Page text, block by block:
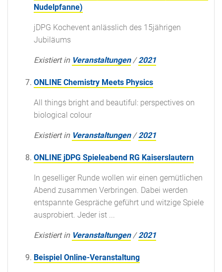
Nudelpfanne)
jDPG Kochevent anlässlich des 15jährigen
Jubiläums
Existiert in Veranstaltungen /2021
ONLINE Chemistry Meets Physics
All things bright and beautiful: perspectives on
biological colour
Existiert in Veranstaltungen /2021
ONLINE jDPG Spieleabend RG Kaiserslautern
In geselliger Runde wollen wir einen gemütlichen
Abend zusammen Verbringen. Dabei werden
entspannte Gespräche geführt und witzige Spiele
ausprobiert. Jeder ist ...
Existiert in Veranstaltungen /2021
Beispiel Online-Veranstaltung